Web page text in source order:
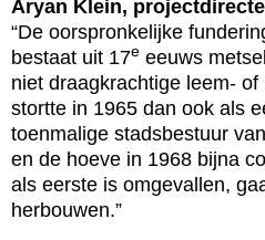
Aryan Klein,
“De oorspronkelijke
bestaat uit 17e eeuws
niet draagkrachtige leem-
stortte in 1965 dan ook als
toenmalige stadsbestuur
en de hoeve in 1968 bijna
als eerste is omgevallen,
herbouwen.”